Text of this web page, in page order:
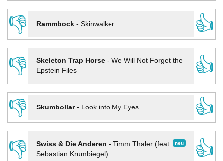
👎
Rammbock- Skinwalker
👍
👎
Skeleton Trap Horse- We Will Not Forget the
Epstein Files
👍
👎
Skumbollar- Look into My Eyes
👍
👎
neu
Swiss & Die Anderen - Timm Thaler (feat.
Sebastian Krumbiegel)
👍